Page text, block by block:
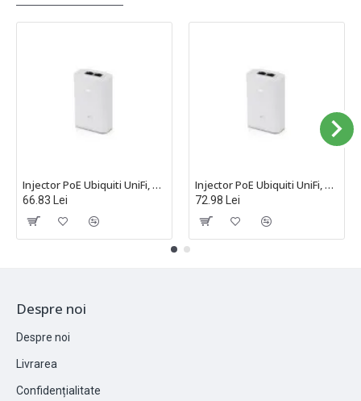
Injector PoE Ubiquiti UniFi, 24V, 1A, 24W, Alb - POE-24-24W-WH
66.83 Lei
Injector PoE Ubiquiti UniFi, 24V, 1A, 24W, Gigabit, Alb - POE-24-24W-G-WH
72.98 Lei
Despre noi
Despre noi
Livrarea
Confidențialitate